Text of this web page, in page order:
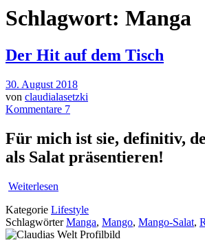
Schlagwort: Manga
Der Hit auf dem Tisch
30. August 2018
von claudialasetzki
Kommentare 7
Für mich ist sie, definitiv,
als Salat präsentieren!
Weiterlesen
Kategorie Lifestyle
SchlagwörterManga, Mango, Mango-Salat,